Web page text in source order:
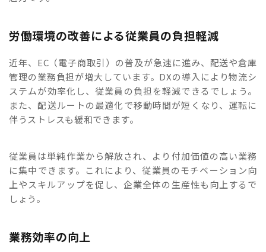
労働環境の改善による従業員の負担軽減
近年、EC（電子商取引）の普及が急速に進み、配送や倉庫
管理の業務負担が増大しています。DXの導入により物流シ
ステムが効率化し、従業員の負担を軽減できるでしょう。
また、配送ルートの最適化で移動時間が短くなり、運転に
伴うストレスも緩和できます。
従業員は単純作業から解放され、より付加価値の高い業務
に集中できます。これにより、従業員のモチベーション向
上やスキルアップを促し、企業全体の生産性も向上するで
しょう。
業務効率の向上